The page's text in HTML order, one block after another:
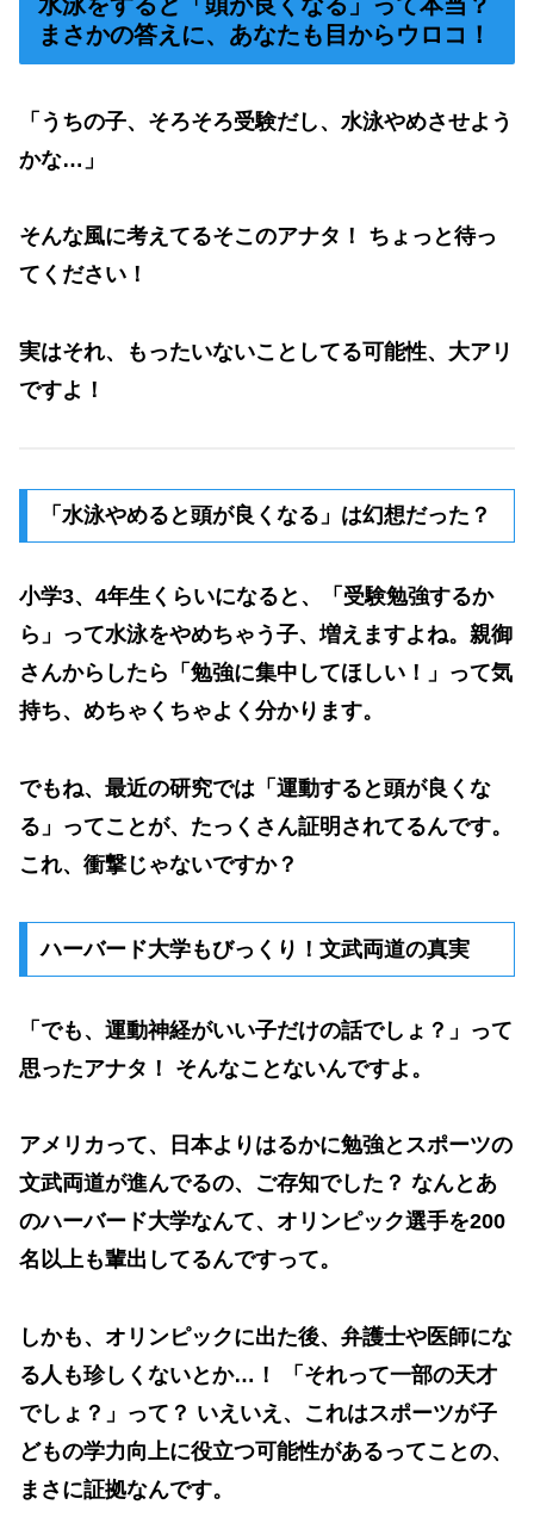
まさかの答えに、あなたも目からウロコ！
「うちの子、そろそろ受験だし、水泳やめさせよう
かな…」
そんな風に考えてるそこのアナタ！ ちょっと待っ
てください！
実はそれ、
もったいないことしてる可能性、大アリ
ですよ！
「水泳やめると頭が良くなる」は幻想だった？
小学3、4年生くらいになると、「受験勉強するか
ら」って水泳をやめちゃう子、増えますよね。親御
さんからしたら「勉強に集中してほしい！」って気
持ち、めちゃくちゃよく分かります。
でもね、最近の研究では「 運動すると頭が良くな
る 」ってことが、たっくさん証明されてるんです。
これ、衝撃じゃないですか？
ハーバード大学もびっくり！文武両道の真実
「でも、運動神経がいい子だけの話でしょ？」って
思ったアナタ！ そんなことないんですよ。
アメリカって、日本よりはるかに勉強とスポーツの
文武両道が進んでるの、ご存知でした？ なんとあ
のハーバード大学なんて、オリンピック選手を200
名以上も輩出してるんですって。
しかも、オリンピックに出た後、弁護士や医師にな
る人も珍しくないとか…！ 「それって一部の天才
でしょ？」って？ いえいえ、これはスポーツが子
どもの学力向上に役立つ可能性があるってことの、
まさに証拠なんです。